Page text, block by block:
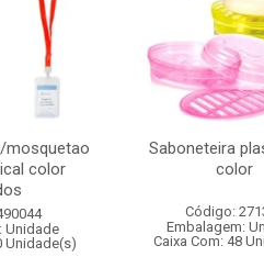
mosquetao
color
Unidade
Unidade(s)
Saboneteira
color
Código:
Embalagem:
Caixa Com: 48